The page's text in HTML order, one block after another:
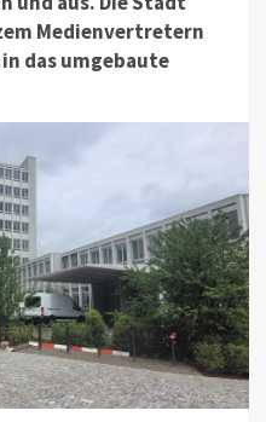
Medienvertretern
das umgebaute